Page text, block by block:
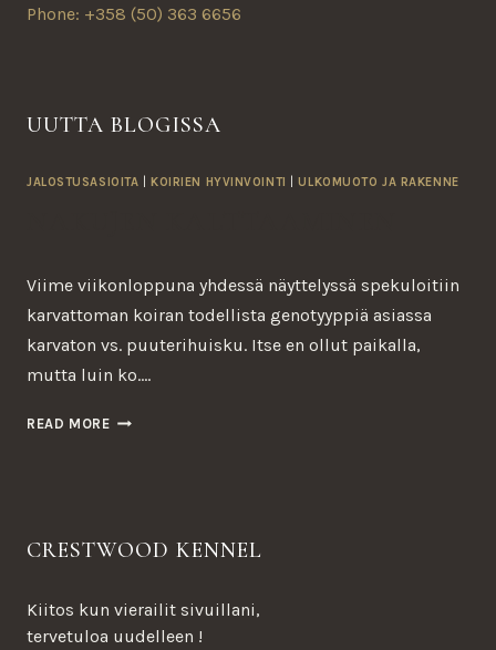
Phone: +358 (50) 363 6656
UUTTA BLOGISSA
JALOSTUSASIOITA |KOIRIEN HYVINVOINTI |ULKOMUOTO JA RAKENNE
Viime viikonloppuna yhdessä näyttelyssä spekuloitiin
karvattoman koiran todellista genotyyppiä asiassa
karvaton vs. puuterihuisku. Itse en ollut paikalla,
mutta luin ko….
READ MORENAKUJEN
CRESTWOOD KENNEL
Kiitos kun vierailit sivuillani,
tervetuloa uudelleen !